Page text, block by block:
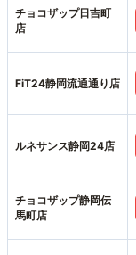
チョコザップ日吉町
店
FiT24静岡流通通り店
ルネサンス静岡24店
チョコザップ静岡伝
馬町店